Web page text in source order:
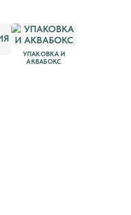
УПАКОВКА И
АКВАБОКС